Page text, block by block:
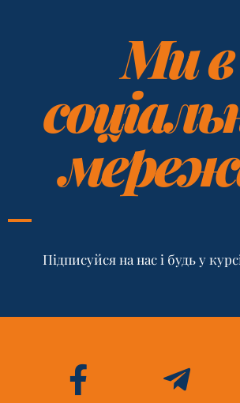
Ми в
Підписуйся на нас і будь у